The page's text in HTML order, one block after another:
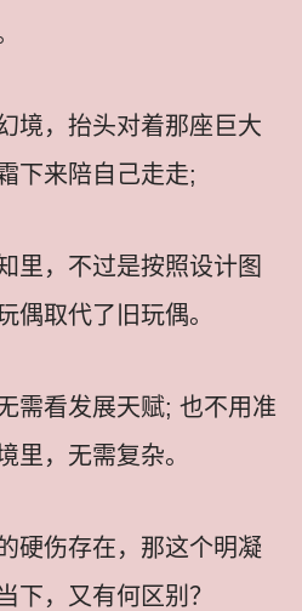
境，抬头对着那座巨大
下来陪自己走走;
里，不过是按照设计图
偶取代了旧玩偶。
需看发展天赋; 也不用准
里，无需复杂。
硬伤存在，那这个明凝
下，又有何区别？